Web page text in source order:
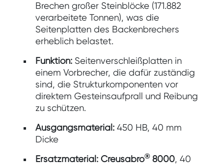
Brechen großer Steinblöcke (171.882
verarbeitete Tonnen), was die
Seitenplatten des Backenbrechers
erheblich belastet.
Funktion:Seitenverschleißplatten in
einem Vorbrecher, die dafür zuständig
sind, die Strukturkomponenten vor
direktem Gesteinsaufprall und Reibung
zu schützen.
Ausgangsmaterial:450 HB, 40 mm
Dicke
Ersatzmaterial: Creusabro®8000, 40